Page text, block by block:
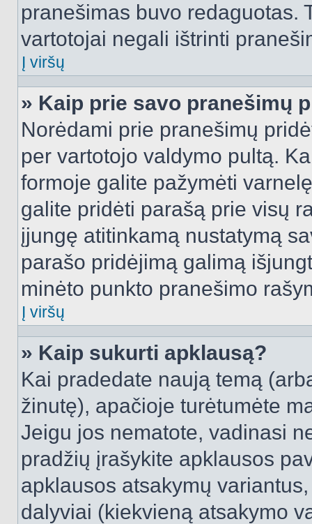
pranešimas buvo redaguotas.
vartotojai negali ištrinti
Į viršų
» Kaip prie savo pranešimų
Norėdami prie pranešimų
per vartotojo valdymo pultą.
formoje galite pažymėti
galite pridėti parašą prie visų
įjungę atitinkamą nustatymą
parašo pridėjimą galimą
minėto punkto pranešimo
Į viršų
» Kaip sukurti apklausą?
Kai pradedate naują temą
žinutę), apačioje turėtumėte
Jeigu jos nematote, vadinasi
pradžių įrašykite apklausos
apklausos atsakymų
dalyviai (kiekvieną atsakymo